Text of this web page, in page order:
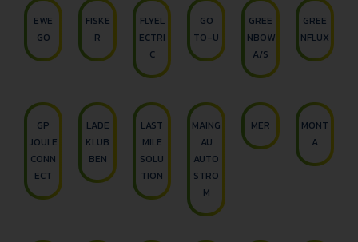
EWE
GO
FISKE
R
FLYEL
ECTRI
C
GO
TO-U
GREE
NBOW
A/S
GREE
NFLUX
GP
JOULE
CONN
ECT
LADE
KLUB
BEN
LAST
MILE
SOLU
TION
MAING
AU
AUTO
STRO
M
MER
MONT
A